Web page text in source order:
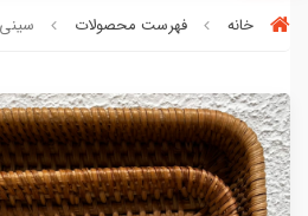
خانه فهرست محصولات سینی۳سایز راتان